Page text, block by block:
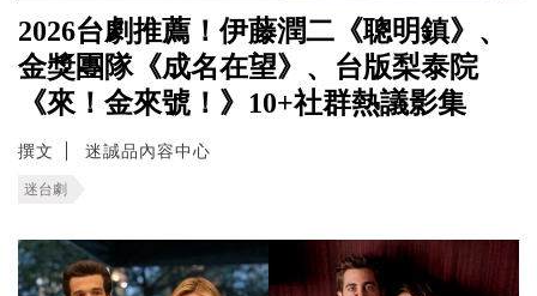
2026台劇推薦！伊藤潤二《聰明鎮》、
金獎團隊《成名在望》、台版梨泰院
《來！金來號！》10+社群熱議影集
撰文 迷誠品內容中心
迷台劇